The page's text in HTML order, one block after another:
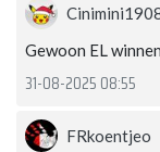
Gewoon EL winnen
31-08-2025 08:55
FRkoentjeo